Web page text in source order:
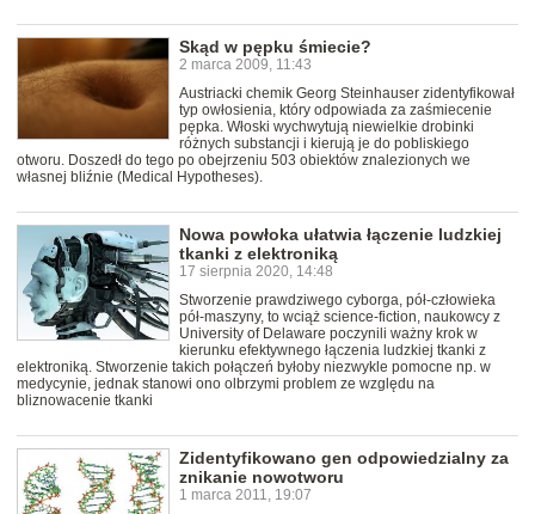
Skąd w pępku śmiecie?
2 marca 2009, 11:43
Austriacki chemik Georg Steinhauser zidentyfikował
typ owłosienia, który odpowiada za zaśmiecenie
pępka. Włoski wychwytują niewielkie drobinki
różnych substancji i kierują je do pobliskiego
otworu. Doszedł do tego po obejrzeniu 503 obiektów znalezionych we
własnej bliźnie (Medical Hypotheses).
Nowa powłoka ułatwia łączenie ludzkiej
tkanki z elektroniką
17 sierpnia 2020, 14:48
Stworzenie prawdziwego cyborga, pół-człowieka
pół-maszyny, to wciąż science-fiction, naukowcy z
University of Delaware poczynili ważny krok w
kierunku efektywnego łączenia ludzkiej tkanki z
elektroniką. Stworzenie takich połączeń byłoby niezwykle pomocne np. w
medycynie, jednak stanowi ono olbrzymi problem ze względu na
bliznowacenie tkanki
Zidentyfikowano gen odpowiedzialny za
znikanie nowotworu
1 marca 2011, 19:07